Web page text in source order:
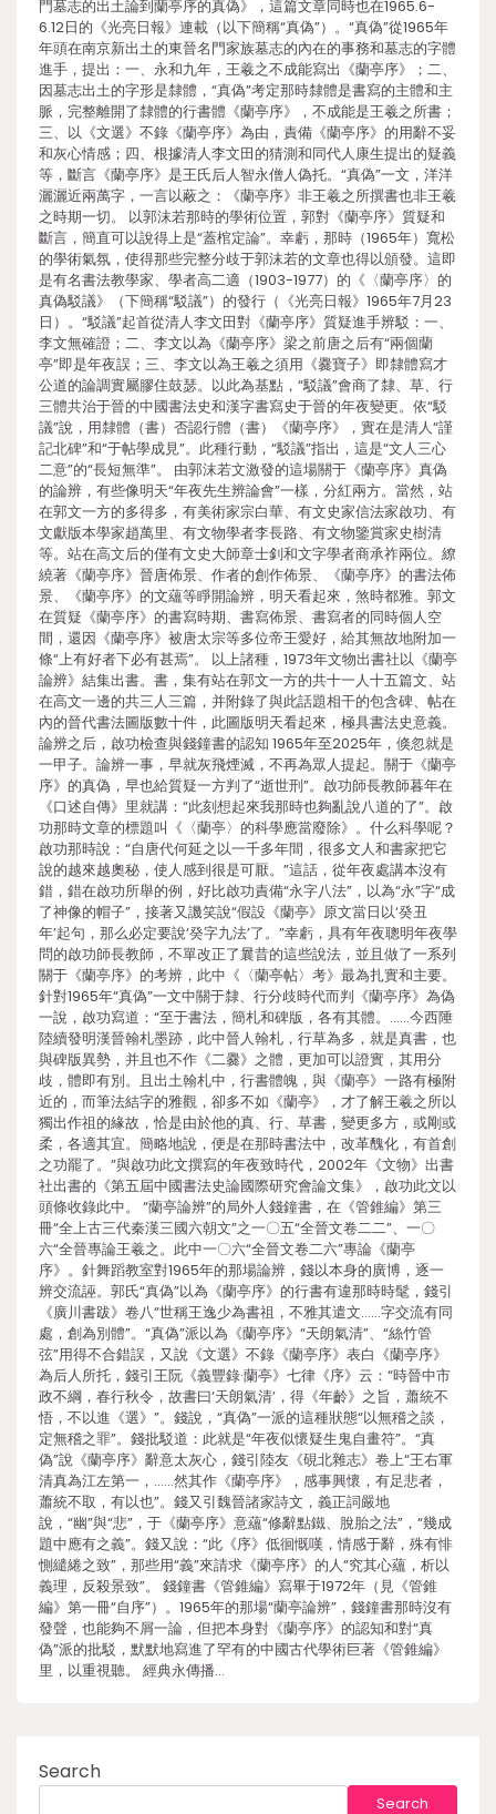
門墓志的出土論到蘭亭序的真偽》，這篇文章同時也在1965.6-
6.12日的《光亮日報》連載（以下簡稱“真偽”）。“真偽”從1965年
年頭在南京新出土的東晉名門家族墓志的內在的事務和墓志的字體
進手，提出：一、永和九年，王羲之不成能寫出《蘭亭序》；二、
因墓志出土的字形是隸體，“真偽”考定那時隸體是書寫的主體和主
脈，完整離開了隸體的行書體《蘭亭序》，不成能是王羲之所書；
三、以《文選》不錄《蘭亭序》為由，責備《蘭亭序》的用辭不妥
和灰心情感；四、根據清人李文田的猜測和同代人康生提出的疑義
等，斷言《蘭亭序》是王氏后人智永僧人偽托。“真偽”一文，洋洋
灑灑近兩萬字，一言以蔽之：《蘭亭序》非王羲之所撰書也非王羲
之時期一切。 以郭沫若那時的學術位置，郭對《蘭亭序》質疑和
斷言，簡直可以說得上是“蓋棺定論”。幸虧，那時（1965年）寬松
的學術氣氛，使得那些完整分歧于郭沫若的文章也得以頒發。這即
是有名書法教學家、學者高二適（1903-1977）的《〈蘭亭序〉的
真偽駁議》（下簡稱“駁議”）的發行（《光亮日報》1965年7月23
日）。“駁議”起首從清人李文田對《蘭亭序》質疑進手辨駁：一、
李文無確證；二、李文以為《蘭亭序》梁之前唐之后有“兩個蘭
亭”即是年夜誤；三、李文以為王羲之須用《爨寶子》即隸體寫才
公道的論調實屬膠住鼓瑟。以此為基點，“駁議”會商了隸、草、行
三體共治于晉的中國書法史和漢字書寫史于晉的年夜變更。依“駁
議”說，用隸體（書）否認行體（書）《蘭亭序》，實在是清人“謹
記北碑”和“于帖學成見”。此種行動，“駁議”指出，這是“文人三心
二意”的“長短無準”。 由郭沫若文激發的這場關于《蘭亭序》真偽
的論辨，有些像明天“年夜先生辨論會”一樣，分紅兩方。當然，站
在郭文一方的多得多，有美術家宗白華、有文史家信法家啟功、有
文獻版本學家趙萬里、有文物學者李長路、有文物鑒賞家史樹清
等。站在高文后的僅有文史大師章士釗和文字學者商承祚兩位。繚
繞著《蘭亭序》晉唐佈景、作者的創作佈景、《蘭亭序》的書法佈
景、《蘭亭序》的文蘊等睜開論辨，明天看起來，煞時都雅。郭文
在質疑《蘭亭序》的書寫時期、書寫佈景、書寫者的同時個人空
間，還因《蘭亭序》被唐太宗等多位帝王愛好，給其無故地附加一
條“上有好者下必有甚焉”。 以上諸種，1973年文物出書社以《蘭亭
論辨》結集出書。書，集有站在郭文一方的共十一人十五篇文、站
在高文一邊的共三人三篇，并附錄了與此話題相干的包含碑、帖在
內的晉代書法圖版數十件，此圖版明天看起來，極具書法史意義。
論辨之后，啟功檢查與錢鐘書的認知 1965年至2025年，倏忽就是
一甲子。論辨一事，早就灰飛煙滅，不再為眾人提起。關于《蘭亭
序》的真偽，早也給質疑一方判了“逝世刑”。啟功師長教師暮年在
《口述自傳》里就講：“此刻想起來我那時也夠亂說八道的了”。啟
功那時文章的標題叫《〈蘭亭〉的科學應當廢除》。什么科學呢？
啟功那時說：“自唐代何延之以一千多年間，很多文人和書家把它
說的越來越奧秘，使人感到很是可厭。”這話，從年夜處講本沒有
錯，錯在啟功所舉的例，好比啟功責備“永字八法”，以為“永”字“成
了神像的帽子”，接著又譏笑說“假設《蘭亭》原文當日以‘癸丑
年’起句，那么必定要說‘癸字九法’了。”幸虧，具有年夜聰明年夜學
問的啟功師長教師，不單改正了曩昔的這些說法，並且做了一系列
關于《蘭亭序》的考辨，此中《〈蘭亭帖〉考》最為扎實和主要。
針對1965年“真偽”一文中關于隸、行分歧時代而判《蘭亭序》為偽
一說，啟功寫道：“至于書法，簡札和碑版，各有其體。……今西陲
陸續發明漢晉翰札墨跡，此中晉人翰札，行草為多，就是真書，也
與碑版異勢，并且也不作《二爨》之體，更加可以證實，其用分
歧，體即有別。且出土翰札中，行書體魄，與《蘭亭》一路有極附
近的，而筆法結字的雅觀，卻多不如《蘭亭》，才了解王羲之所以
獨出作祖的緣故，恰是由於他的真、行、草書，變更多方，或剛或
柔，各適其宜。簡略地說，便是在那時書法中，改革醜化，有首創
之功罷了。”與啟功此文撰寫的年夜致時代，2002年《文物》出書
社出書的《第五屆中國書法史論國際研究會論文集》，啟功此文以
頭條收錄此中。 “蘭亭論辨”的局外人錢鐘書，在《管錐編》第三
冊“全上古三代秦漢三國六朝文”之一〇五“全晉文卷二二”、一〇
六“全晉專論王羲之。此中一〇六“全晉文卷二六”專論《蘭亭
序》。針舞蹈教室對1965年的那場論辨，錢以本身的廣博，逐一
辨交流誣。郭氏“真偽”以為《蘭亭序》的行書有違那時時髦，錢引
《廣川書跋》卷八“世稱王逸少為書祖，不雅其遣文……字交流有同
處，創為別體”。“真偽”派以為《蘭亭序》“天朗氣清”、“絲竹管
弦”用得不合錯誤，又說《文選》不錄《蘭亭序》表白《蘭亭序》
為后人所托，錢引王阮《義豐錄·蘭亭》七律《序》云：“時晉中市
政不綱，春行秋令，故書曰‘天朗氣清’，得《年齡》之旨，蕭統不
悟，不以進《選》”。錢說，“真偽”一派的這種狀態“以無稽之談，
定無稽之罪”。錢批駁道：此就是“年夜似懷疑生鬼自畫符”。“真
偽”說《蘭亭序》辭意太灰心，錢引陸友《硯北雜志》卷上“王右軍
清真為江左第一，……然其作《蘭亭序》，感事興懷，有足悲者，
蕭統不取，有以也”。錢又引魏晉諸家詩文，義正詞嚴地
說，“幽”與“悲”，于《蘭亭序》意蘊“修辭點鐵、脫胎之法”，“幾成
題中應有之義”。錢又說：“此《序》低徊慨嘆，情感于辭，殊有悱
惻繾綣之致”，那些用“義”來請求《蘭亭序》的人“究其心蘊，析以
義理，反殺景致”。 錢鐘書《管錐編》寫畢于1972年（見《管錐
編》第一冊“自序”）。1965年的那場“蘭亭論辨”，錢鐘書那時沒有
發聲，也能夠不屑一論，但把本身對《蘭亭序》的認知和對“真
偽”派的批駁，默默地寫進了罕有的中國古代學術巨著《管錐編》
里，以重視聽。 經典永傳播…
Search
Search